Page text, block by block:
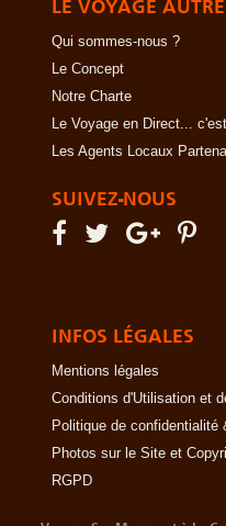
LE VOYAGE
Qui sommes-nous ?
Le Concept
Notre Charte
Le Voyage en Direct...
Les Agents Locaux
SUIVEZ-NOUS
INFOS LÉGALES
Mentions légales
Conditions d'Utilisation et
Politique de confidentialité
Photos sur le Site et
RGPD